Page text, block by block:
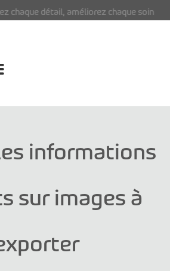
détail, améliorez chaque soin
informations
sur images à